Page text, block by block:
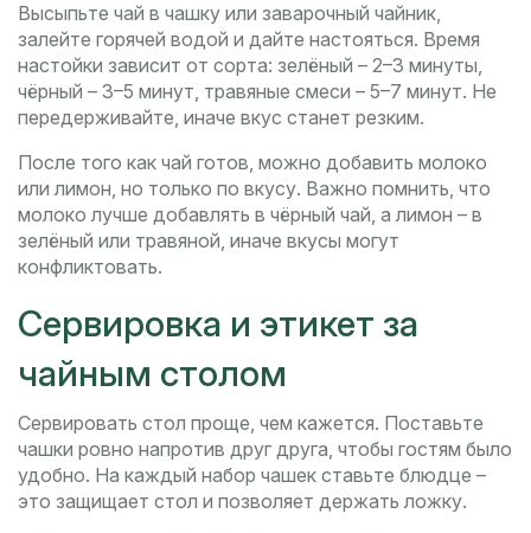
Высыпьте чай в чашку или заварочный чайник,
залейте горячей водой и дайте настояться. Время
настойки зависит от сорта: зелёный – 2–3 минуты,
чёрный – 3–5 минут, травяные смеси – 5–7 минут. Не
передерживайте, иначе вкус станет резким.
После того как чай готов, можно добавить молоко
или лимон, но только по вкусу. Важно помнить, что
молоко лучше добавлять в чёрный чай, а лимон – в
зелёный или травяной, иначе вкусы могут
конфликтовать.
Сервировка и этикет за
чайным столом
Сервировать стол проще, чем кажется. Поставьте
чашки ровно напротив друг друга, чтобы гостям было
удобно. На каждый набор чашек ставьте блюдце –
это защищает стол и позволяет держать ложку.